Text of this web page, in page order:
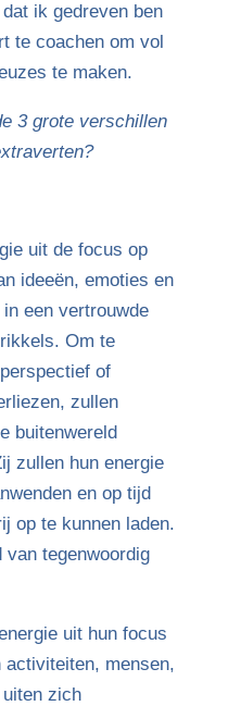
ik gedreven ben
te coachen om vol
te maken.
3 grote verschillen
uit de focus op
ideeën, emoties en
een vertrouwde
Om te
of
zullen
buitenwereld
zullen hun energie
en op tijd
op te kunnen laden.
van tegenwoordig
uit hun focus
activiteiten, mensen,
zich